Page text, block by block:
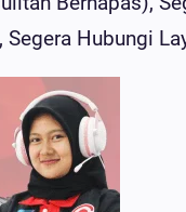
Hubungi